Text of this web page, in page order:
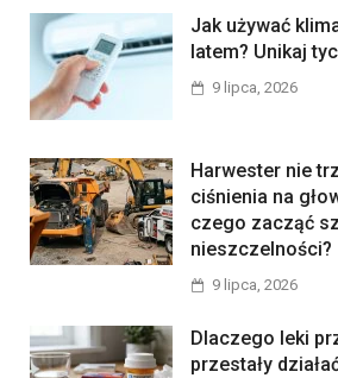
Jak używać
latem? Unikaj
9 lipca, 2026
Harwester nie
ciśnienia na
czego zacząć
nieszczelności?
9 lipca, 2026
Dlaczego leki
przestały